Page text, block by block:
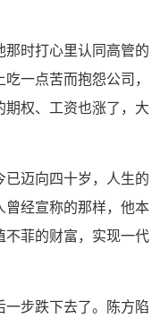
那时打心里认同高管的
一点苦而抱怨公司，
期权、工资也涨了，大
已迈向四十岁，人生的
曾经宣称的那样，他本
不菲的财富，实现一代
一步跌下去了。陈方陷